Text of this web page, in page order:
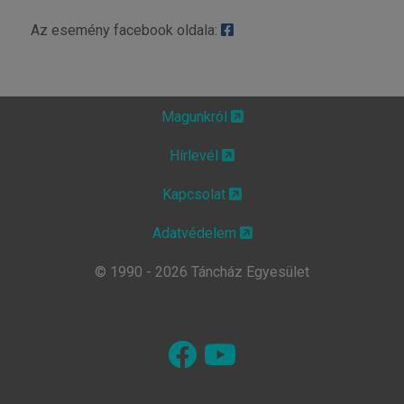
Az esemény facebook oldala:
Magunkról
Hírlevél
Kapcsolat
Adatvédelem
© 1990 - 2026 Táncház Egyesület